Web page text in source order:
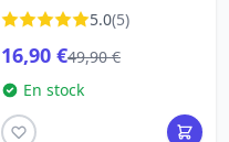
5.0(5)
16,90 €49,90 €
En stock